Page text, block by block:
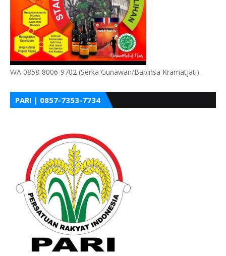
WA 0858-8006-9702 (Serka Gunawan/Babinsa Kramatjati)
PARI | 0857-7353-7734